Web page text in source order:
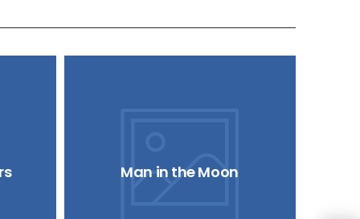
Man in the Moon